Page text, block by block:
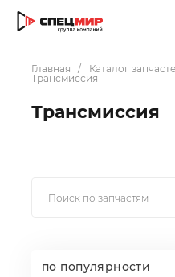
Главная Каталог
Трансмиссия
Трансмиссия
по популярности